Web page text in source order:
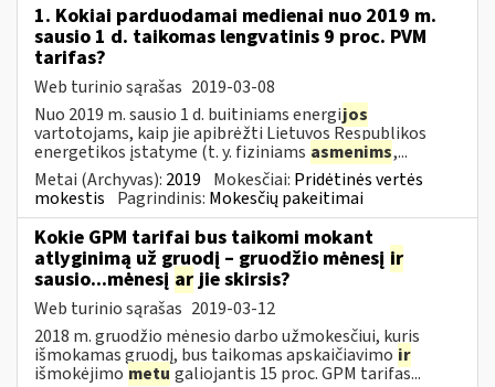
1. Kokiai parduodamai medienai nuo 2019 m.
sausio 1 d. taikomas lengvatinis 9 proc. PVM
tarifas?
Web turinio sąrašas 2019-03-08
Nuo 2019 m. sausio 1 d. buitiniams energijos
vartotojams, kaip jie apibrėžti Lietuvos Respublikos
energetikos įstatyme (t. y. fiziniams asmenims,...
Metai (Archyvas): 2019 Mokesčiai: Pridėtinės vertės
mokestis Pagrindinis: Mokesčių pakeitimai
Kokie GPM tarifai bus taikomi mokant
atlyginimą už gruodį – gruodžio mėnesį ir
sausio...mėnesį arjie skirsis?
Web turinio sąrašas 2019-03-12
2018 m. gruodžio mėnesio darbo užmokesčiui, kuris
išmokamas gruodį, bus taikomas apskaičiavimo ir
išmokėjimo metu galiojantis 15 proc. GPM tarifas...